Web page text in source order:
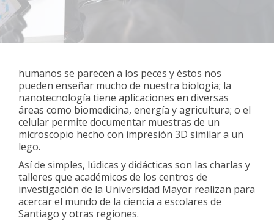
humanos se parecen a los peces y éstos nos
pueden enseñar mucho de nuestra biología; la
nanotecnología tiene aplicaciones en diversas
áreas como biomedicina, energía y agricultura; o el
celular permite documentar muestras de un
microscopio hecho con impresión 3D similar a un
lego.
Así de simples, lúdicas y didácticas son las charlas y
talleres que académicos de los centros de
investigación de la Universidad Mayor realizan para
acercar el mundo de la ciencia a escolares de
Santiago y otras regiones.